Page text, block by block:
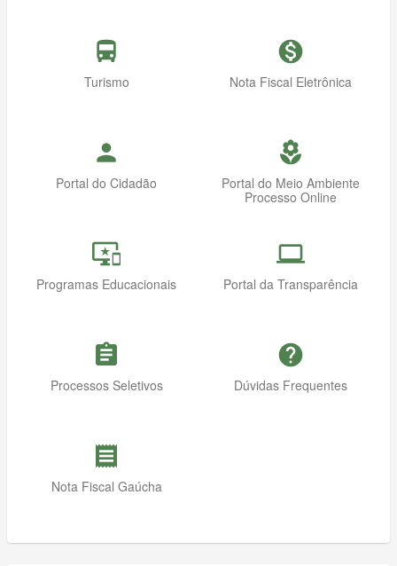
directions_bus
Turismo
monetization_on
Nota Fiscal Eletrônica
person
Portal do Cidadão
local_florist
Portal do Meio Ambiente
Processo Online
important_devices
Programas Educacionais
computer
Portal da Transparência
assignment
Processos Seletivos
help
Dúvidas Frequentes
receipt
Nota Fiscal Gaúcha